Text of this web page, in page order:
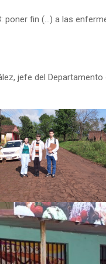
poner fin (…) a las
jefe del